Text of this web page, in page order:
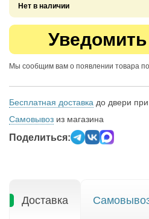
Нет в наличии
Уведомить
Мы сообщим вам о появлении товара
Бесплатная доставка до двери
Самовывоз из магазина
Поделиться:
Доставка